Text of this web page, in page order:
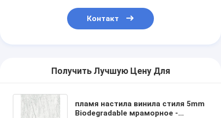
Контакт
Получить Лучшую Цену Для
пламя настила винила стиля 5mm
Biodegradable мраморное -